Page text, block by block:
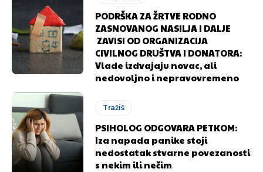
PODRŠKA ZA ŽRTVE RODNO
ZASNOVANOG NASILJA I DALJE
ZAVISI OD ORGANIZACIJA
CIVILNOG DRUŠTVA I DONATORA:
Vlade izdvajaju novac, ali
nedovoljno i nepravovremeno
Tražiš
PSIHOLOG ODGOVARA PETKOM:
Iza napada panike stoji
nedostatak stvarne povezanosti
s nekim ili nečim